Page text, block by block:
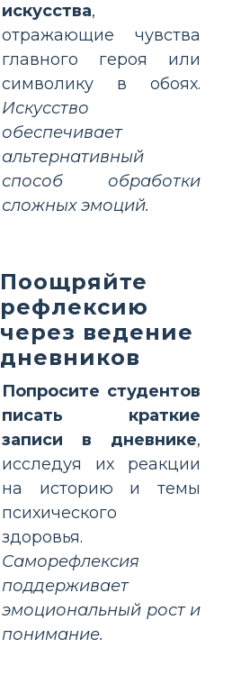
искусства,
отражающие чувства
главного героя или
символику в обоях.
Искусство
обеспечивает
альтернативный
способ обработки
сложных эмоций.
Поощряйте
рефлексию
через ведение
дневников
Попросите студентов
писать краткие
записи в дневнике,
исследуя их реакции
на историю и темы
психического
здоровья.
Саморефлексия
поддерживает
эмоциональный рост и
понимание.